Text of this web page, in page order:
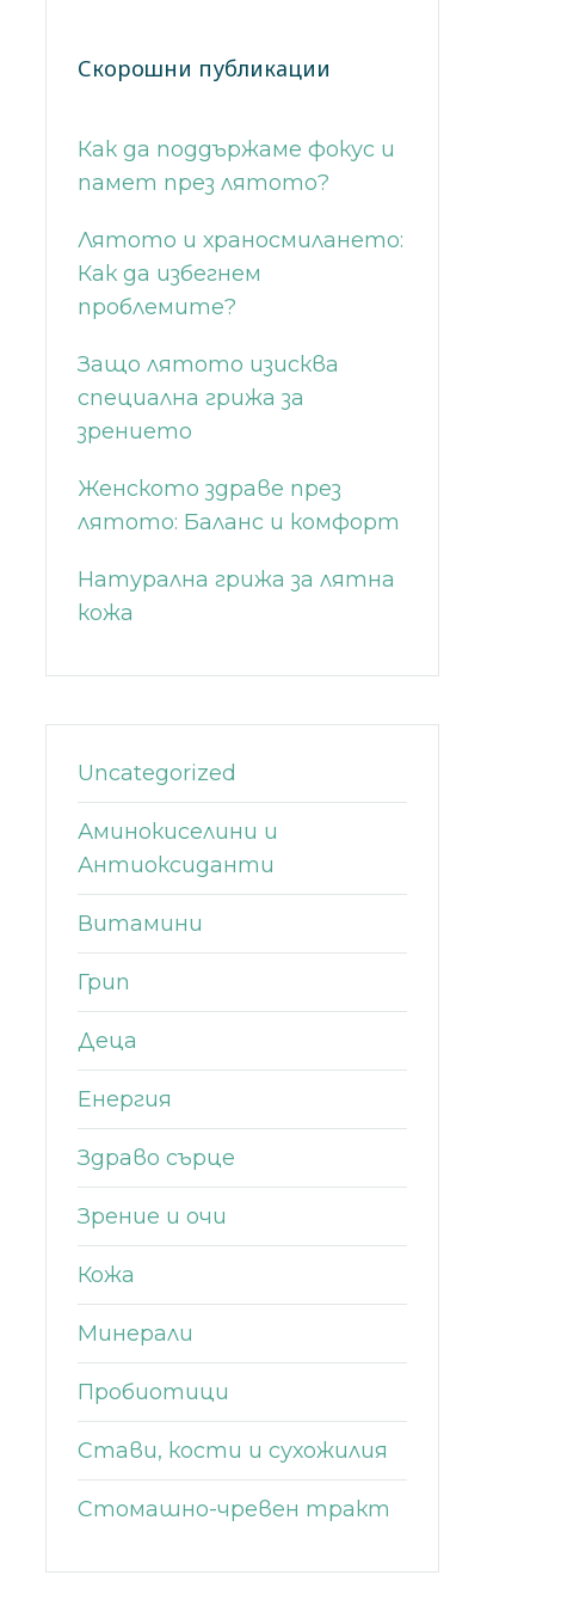
Скорошни публикации
Как да поддържаме фокус и
памет през лятото?
Лятото и храносмилането:
Как да избегнем
проблемите?
Защо лятото изисква
специална грижа за
зрението
Женското здраве през
лятото: Баланс и комфорт
Натурална грижа за лятна
кожа
Uncategorized
Аминокиселини и
Антиоксиданти
Витамини
Грип
Деца
Енергия
Здраво сърце
Зрение и очи
Кожа
Минерали
Пробиотици
Стави, кости и сухожилия
Стомашно-чревен тракт